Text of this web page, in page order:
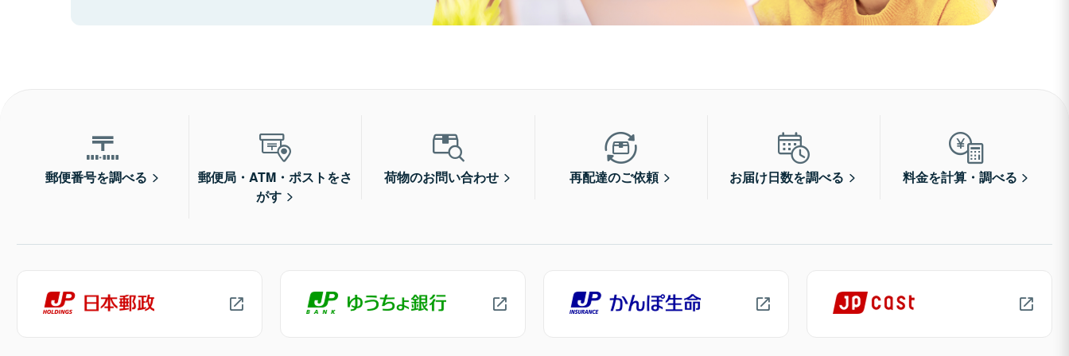
郵便番号を調べる
郵便局・ATM・ポストをさ
がす
荷物のお問い合わせ 再配達のご依頼 お届け日数を調べる 料金を計算・調べる